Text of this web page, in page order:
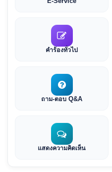
คำร้องทั่วไป
ถาม-ตอบ Q&A
แสดงความคิดเห็น